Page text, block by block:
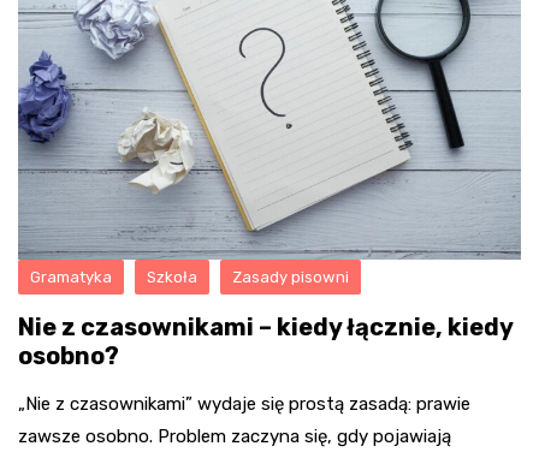
Gramatyka Szkoła Zasady pisowni
Nie z czasownikami – kiedy łącznie, kiedy
osobno?
„Nie z czasownikami” wydaje się prostą zasadą: prawie
zawsze osobno. Problem zaczyna się, gdy pojawiają